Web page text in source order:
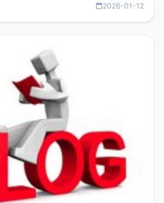
很充实，2026年不求突破，但求保
2026-01-12